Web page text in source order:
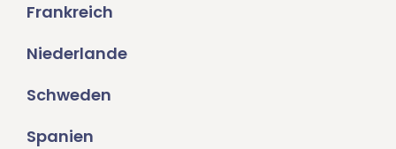
Frankreich
Niederlande
Schweden
Spanien